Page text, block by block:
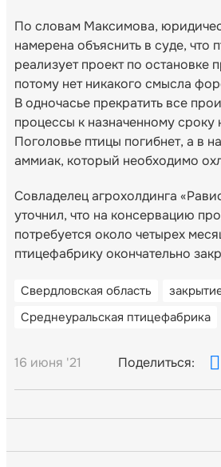
По словам Максимова,
намерена объяснить в суде, что
реализует проект по остановке
потому нет никакого смысла
В одночасье прекратить все
процессы к назначенному
Поголовье птицы погибнет, а в
аммиак, который необходимо
Совладелец агрохолдинга
уточнил, что на консервацию
потребуется около четырех
птицефабрику окончательно
Свердловская область
Среднеуральская птицефабрика
16 июня '21 Поделиться: